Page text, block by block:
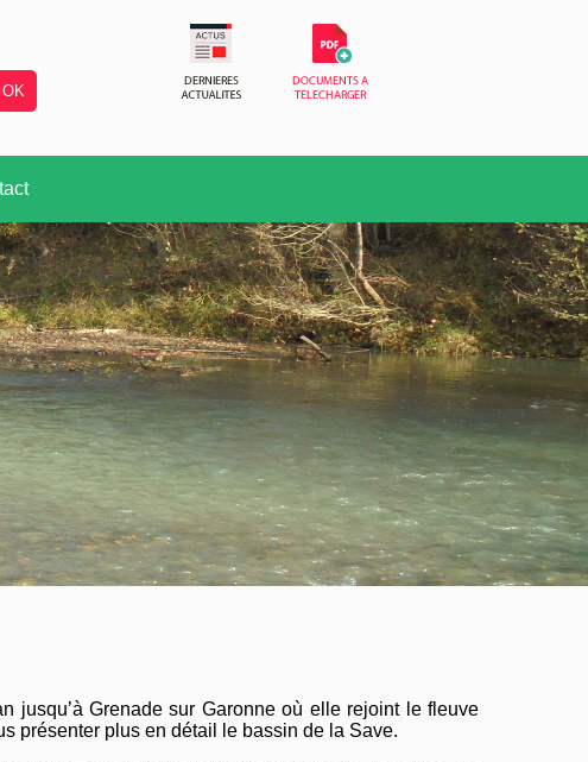
jusqu’à Grenade sur Garonne où elle rejoint le fleuve
présenter plus en détail le bassin de la Save.